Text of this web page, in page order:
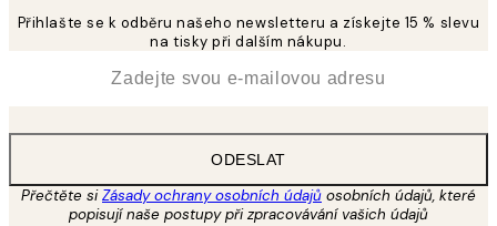
Přihlašte se k odběru našeho newsletteru a získejte 15 % slevu
na tisky při dalším nákupu.
ODESLAT
Přečtěte siZásady ochrany osobních údajů osobních údajů, které
popisují naše postupy při zpracovávání vašich údajů